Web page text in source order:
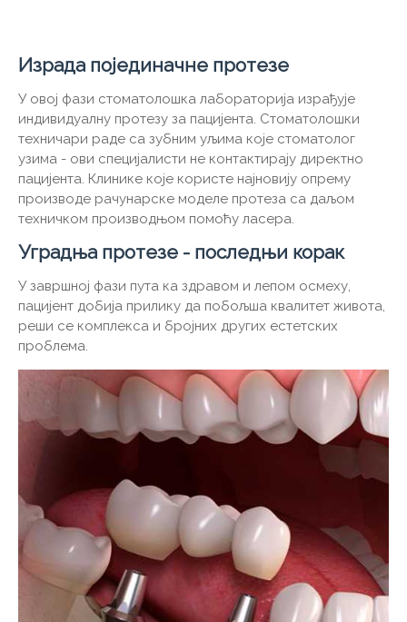
Израда појединачне протезе
У овој фази стоматолошка лабораторија израђује
индивидуалну протезу за пацијента. Стоматолошки
техничари раде са зубним уљима које стоматолог
узима - ови специјалисти не контактирају директно
пацијента. Клинике које користе најновију опрему
производе рачунарске моделе протеза са даљом
техничком производњом помоћу ласера.
Уградња протезе - последњи корак
У завршној фази пута ка здравом и лепом осмеху,
пацијент добија прилику да побољша квалитет живота,
реши се комплекса и бројних других естетских
проблема.